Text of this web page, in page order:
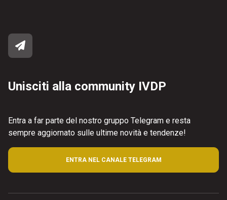
Unisciti alla community IVDP
Entra a far parte del nostro gruppo Telegram e resta
sempre aggiornato sulle ultime novità e tendenze!
ENTRA NEL CANALE TELEGRAM